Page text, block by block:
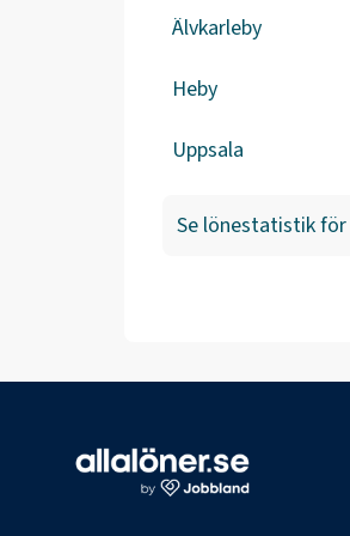
Älvkarleby
Heby
Uppsala
Se lönestatistik för